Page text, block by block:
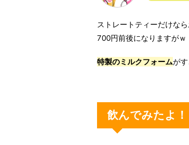
ストレートティーだけな
700円前後になりますがｗ
特製のミルクフォームが
飲んでみたよ！